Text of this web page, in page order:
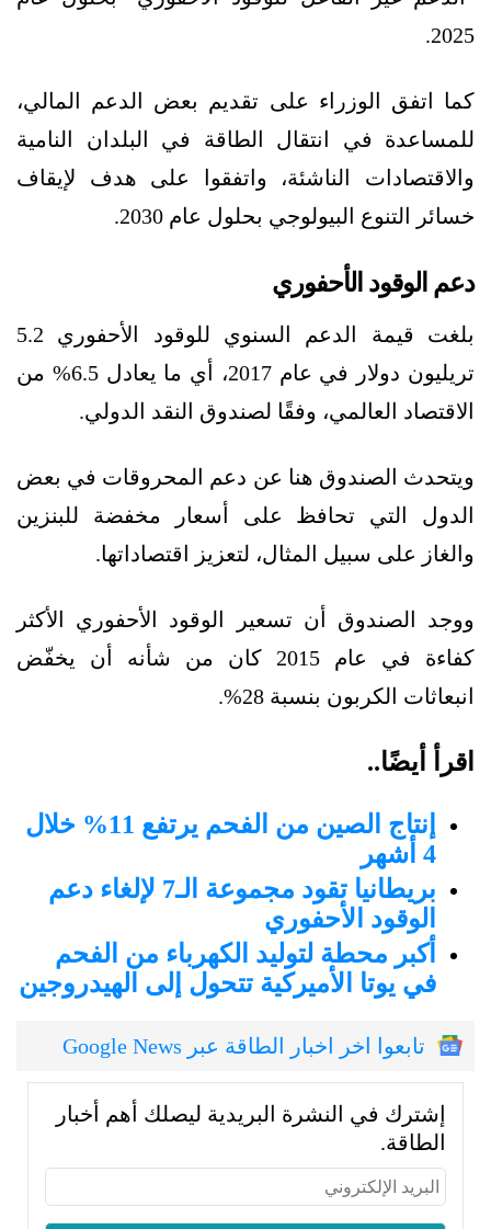
2025.
كما اتفق الوزراء على تقديم بعض الدعم المالي،
للمساعدة في انتقال الطاقة في البلدان النامية
والاقتصادات الناشئة، واتفقوا على هدف لإيقاف
خسائر التنوع البيولوجي بحلول عام 2030.
دعم الوقود الأحفوري
بلغت قيمة الدعم السنوي للوقود الأحفوري 5.2
تريليون دولار في عام 2017، أي ما يعادل 6.5% من
الاقتصاد العالمي، وفقًا لصندوق النقد الدولي.
ويتحدث الصندوق هنا عن دعم المحروقات في بعض
الدول التي تحافظ على أسعار مخفضة للبنزين
والغاز على سبيل المثال، لتعزيز اقتصاداتها.
ووجد الصندوق أن تسعير الوقود الأحفوري الأكثر
كفاءة في عام 2015 كان من شأنه أن يخفّض
انبعاثات الكربون بنسبة 28%.
اقرأ أيضًا..
إنتاج الصين من الفحم يرتفع 11% خلال
4 أشهر
بريطانيا تقود مجموعة الـ7 لإلغاء دعم
الوقود الأحفوري
أكبر محطة لتوليد الكهرباء من الفحم
في يوتا الأميركية تتحول إلى الهيدروجين
تابعوا اخر اخبار الطاقة عبر Google News
إشترك في النشرة البريدية ليصلك أهم أخبار
الطاقة.